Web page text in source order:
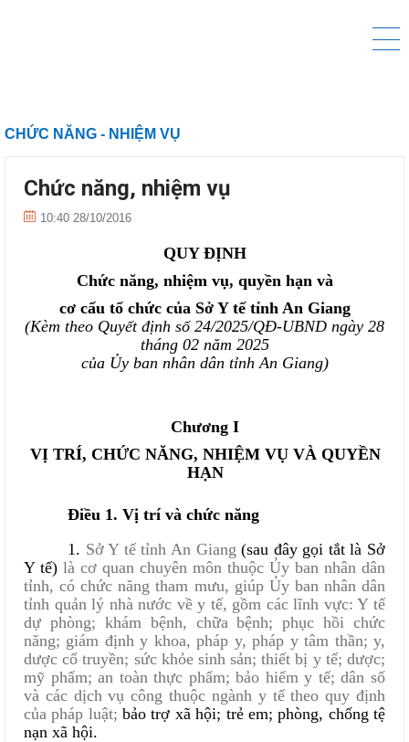
CHỨC NĂNG - NHIỆM VỤ
Chức năng, nhiệm vụ
10:40 28/10/2016
QUY ĐỊNH
Chức năng, nhiệm vụ, quyền hạn và
cơ cấu tổ chức của Sở Y tếtỉnh An Giang
(Kèm theo Quyết định số24/2025/QĐ-UBND ngày 28
tháng02 năm 2025
của Ủy ban nhân dân tỉnh An Giang)
Chương I
VỊ TRÍ, CHỨC NĂNG, NHIỆM VỤ VÀ QUYỀN
HẠN
Điều 1. Vị trí và chức năng
1. Sở Y tế tỉnh An Giang(sau đây gọi tắt là Sở
Y tế) là cơ quan chuyên môn thuộc Ủy ban nhân dân
tỉnh, có chức năng tham mưu, giúp Ủy ban nhân dân
tỉnh quản lý nhà nước về y tế, gồm các lĩnh vực: Y tế
dự phòng; khám bệnh, chữa bệnh; phục hồi chức
năng; giám định y khoa, pháp y, pháp y tâm thần; y,
dược cổ truyền; sức khỏe sinh sản; thiết bị y tế; dược;
mỹ phẩm; an toàn thực phẩm; bảo hiểm y tế; dân số
và các dịch vụ công thuộc ngành y tế theo quy định
của pháp luật;bảo trợ xã hội; trẻ em; phòng, chống tệ
nạn xã hội.